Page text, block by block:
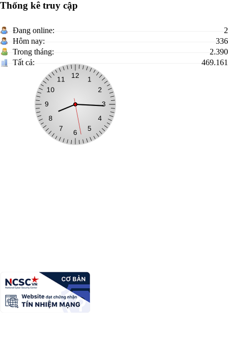
Thống kê truy cập
Đang online:
2
Hôm nay:
336
Trong tháng:
2.390
Tất cả:
469.161